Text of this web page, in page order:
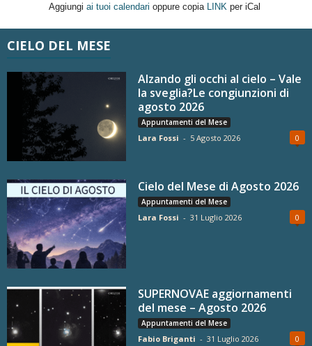
Aggiungi ai tuoi calendari oppure copia LINK per iCal
CIELO DEL MESE
Alzando gli occhi al cielo – Vale
la sveglia?Le congiunzioni di
agosto 2026
Appuntamenti del Mese
Lara Fossi - 5 Agosto 2026 0
Cielo del Mese di Agosto 2026
Appuntamenti del Mese
Lara Fossi - 31 Luglio 2026 0
SUPERNOVAE aggiornamenti
del mese – Agosto 2026
Appuntamenti del Mese
Fabio Briganti - 31 Luglio 2026 0